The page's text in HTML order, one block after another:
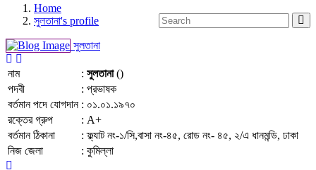
Home
সুলতানা's profile
সুলতানা
নাম : সুলতানা()
পদবী
: প্রভাষক
বর্তমান পদে যোগদান : ০১.০১.১৯৭০
রক্তের গ্রুপ
: A+
বর্তমান ঠিকানা
: ফ্ল্যাট নং-১/সি,বাসা নং-৪৫, রোড নং- ৪৫, ২/এ ধানমন্ডি, ঢাকা
নিজ জেলা
: কুমিল্লা